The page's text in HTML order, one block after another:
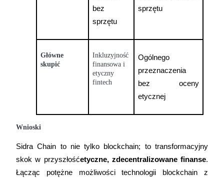
Polecaj
Zaproś przyjaciela, aby otrzymać nagrody pieniężne
bez
sprzętu
sprzętu
Główne
skupić
Inkluzyjność
finansowa i
etyczny
fintech
Ogólnego
przeznaczenia
bez oceny
etycznej
Wnioski
Sidra Chain to nie tylko blockchain; to transformacyjny
skok w przyszłośćetyczne, zdecentralizowane finanse.
Łącząc potężne możliwości technologii blockchain z